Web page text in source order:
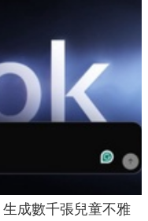
成數千張兒童不雅